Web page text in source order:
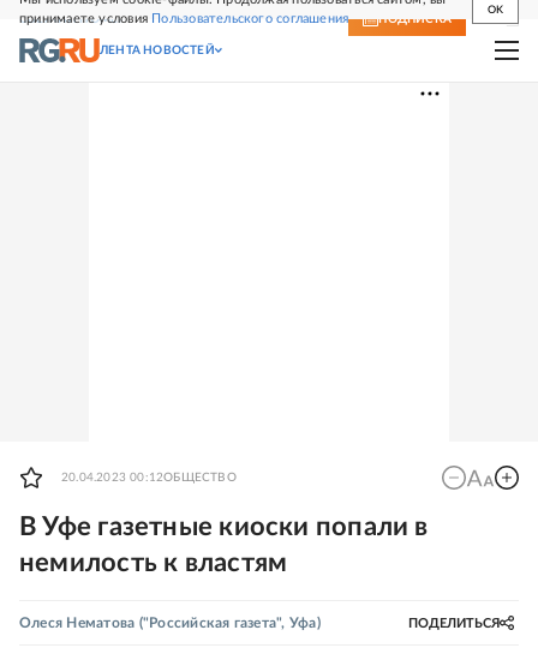
принимаете условия Пользовательского соглашения
OK
СВЕЖИЙ НОМЕР ПОДПИСКА
ЛЕНТА НОВОСТЕЙ
20.04.2023 00:12ОБЩЕСТВО
В Уфе газетные киоски попали в
немилость к властям
Олеся Нематова ("Российская газета", Уфа) ПОДЕЛИТЬСЯ